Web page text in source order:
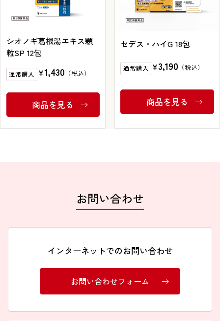
お電話でのお問い合わせ
0120-810-771
9:00～18:00 / 土日祝も可
FAXでのお問い合わせ
0120-810-130
シオノギ葛根湯エキス顆
粒SP 12包
通常購入 ￥1,430
商品を見る
セデス・ハイG 18包
通常購入 ￥3,190
商品を見る
お問い合わせ
インターネットでのお問い合わせ
お問い合わせフォーム